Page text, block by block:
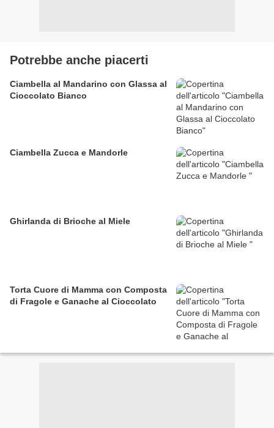
Potrebbe anche piacerti
Ciambella al Mandarino con Glassa al
Cioccolato Bianco
Ciambella Zucca e Mandorle
Ghirlanda di Brioche al Miele
Torta Cuore di Mamma con Composta
di Fragole e Ganache al Cioccolato